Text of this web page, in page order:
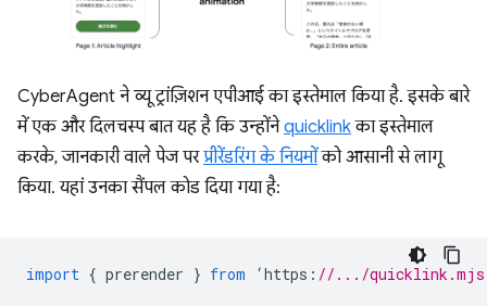
CyberAgent ने व्यू ट्रांज़िशन एपीआई का इस्तेमाल किया है. इसके बारे
में एक और दिलचस्प बात यह है कि उन्होंनेquicklinkका इस्तेमाल
करके, जानकारी वाले पेज परप्रीरेंडरिंग के नियमोंको आसानी से लागू
किया. यहां उनका सैंपल कोड दिया गया है:
import { prerender } from ‘https : //.../